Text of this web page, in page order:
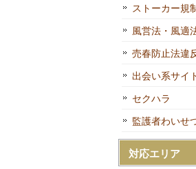
ストーカー規
風営法・風適
売春防止法違
出会い系サイ
セクハラ
監護者わい
対応エリア